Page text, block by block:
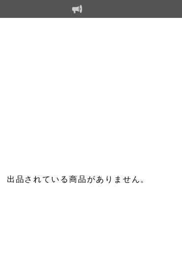
出品されている商品がありません。